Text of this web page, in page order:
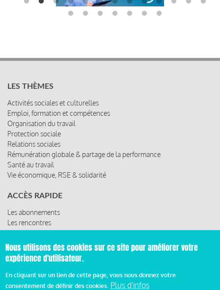
LES THÈMES
Activités sociales et culturelles
Emploi, formation et compétences
Organisation du travail
Protection sociale
Relations sociales
Rémunération globale & partage de la performance
Santé au travail
Vie économique, RSE & solidarité
ACCÈS RAPIDE
Les abonnements
Les rencontres
Les ressources
© 2019 Miroir Social - Réalisé parCafffeine
Nous utilisons des cookies sur ce site pour améliorer votre
expérience d'utilisateur.
En cliquant sur un lien de cette page, vous nous donnez votre
consentement de définir des cookies. Plus d'infos